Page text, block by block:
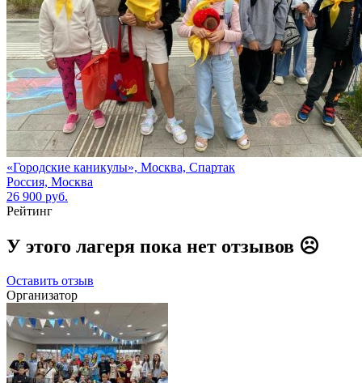
«Городские каникулы», Москва, Спартак
Россия, Москва
26 900 руб.
Рейтинг
У этого лагеря пока нет отзывов ☹️
Оставить отзыв
Организатор